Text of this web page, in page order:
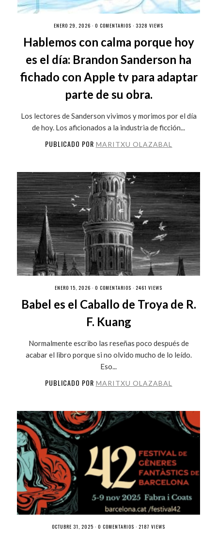
ENERO 29, 2026 · 0 COMENTARIOS · 3328 VIEWS
Hablemos con calma porque hoy
es el día: Brandon Sanderson ha
fichado con Apple tv para adaptar
parte de su obra.
Los lectores de Sanderson vivimos y morimos por el día
de hoy. Los aficionados a la industria de ficción...
PUBLICADO POR MARITXU OLAZABAL
ENERO 15, 2026 · 0 COMENTARIOS · 2461 VIEWS
Babel es el Caballo de Troya de R.
F. Kuang
Normalmente escribo las reseñas poco después de
acabar el libro porque si no olvido mucho de lo leído.
Eso...
PUBLICADO POR MARITXU OLAZABAL
OCTUBRE 31, 2025 · 0 COMENTARIOS · 2187 VIEWS